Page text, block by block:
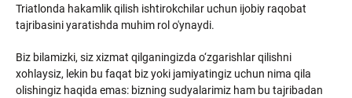
Triatlonda hakamlik qilish ishtirokchilar uchun ijobiy raqobat
tajribasini yaratishda muhim rol o'ynaydi.
Biz bilamizki, siz xizmat qilganingizda o‘zgarishlar qilishni
xohlaysiz, lekin bu faqat biz yoki jamiyatingiz uchun nima qila
olishingiz haqida emas: bizning sudyalarimiz ham bu tajribadan